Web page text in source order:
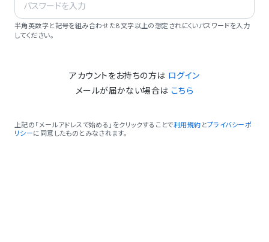
半角英数字と記号を組み合わせた8文字以上の想定されにくいパスワードを入力
してください。
アカウントをお持ちの方は ログイン
メールが届かない場合は こちら
上記の「メールアドレスで始める」をクリックすることで利用規約 とプライバシーポ
リシーに同意したものとみなされます。